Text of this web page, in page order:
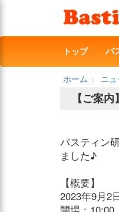
トップ バ
ホーム ニ
【ご案
バスティン
ました♪
【概要】
2023年9月2